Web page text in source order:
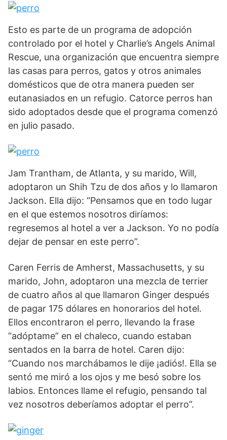
Esto es parte de un programa de adopción
controlado por el hotel y Charlie’s Angels Animal
Rescue, una organización que encuentra siempre
las casas para perros, gatos y otros animales
domésticos que de otra manera pueden ser
eutanasiados en un refugio. Catorce perros han
sido adoptados desde que el programa comenzó
en julio pasado.
Jam Trantham, de Atlanta, y su marido, Will,
adoptaron un Shih Tzu de dos años y lo llamaron
Jackson. Ella dijo: “Pensamos que en todo lugar
en el que estemos nosotros diríamos:
regresemos al hotel a ver a Jackson. Yo no podía
dejar de pensar en este perro”.
Caren Ferris de Amherst, Massachusetts, y su
marido, John, adoptaron una mezcla de terrier
de cuatro años al que llamaron Ginger después
de pagar 175 dólares en honorarios del hotel.
Ellos encontraron el perro, llevando la frase
“adóptame” en el chaleco, cuando estaban
sentados en la barra de hotel. Caren dijo:
“Cuando nos marchábamos le dije ¡adiós!. Ella se
sentó me miró a los ojos y me besó sobre los
labios. Entonces llame el refugio, pensando tal
vez nosotros deberíamos adoptar el perro”.